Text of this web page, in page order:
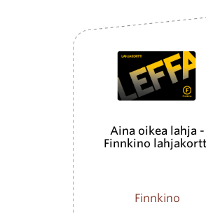
Aina oikea lahja -
Finnkino
Finnkino